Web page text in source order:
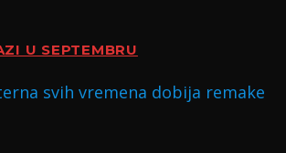
U SEPTEMBRU